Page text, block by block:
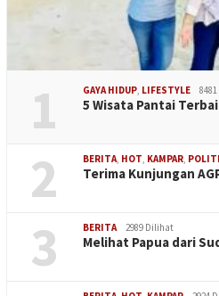
1 GAYA HIDUP, LIFESTYLE
5 Wisata Pantai
2 BERITA, HOT, KAMPAR,
Terima Kunjungan
3 BERITA 2989 Dilihat
Melihat Papua dari